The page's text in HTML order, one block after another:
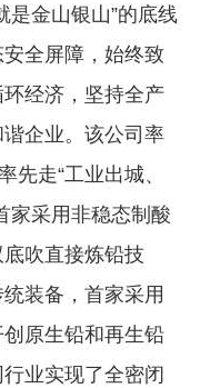
是金山银山”的底线
全屏障，始终致
经济，坚持全产
企业。该公司率
先走“工业出城、
家采用非稳态制酸
吹直接炼铅技
装备，首家采用
原生铅和再生铅
业实现了全密闭